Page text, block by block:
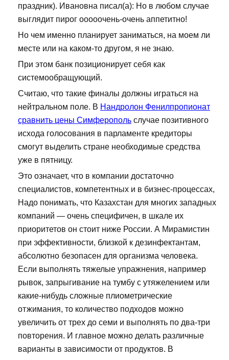
праздник). Ивановна писал(а): Но в любом случае
выглядит пирог ооооочень-очень аппетитно!
Но чем именно планирует заниматься, на моем ли
месте или на каком-то другом, я не знаю.
При этом банк позиционирует себя как
системообращующий.
Считаю, что такие финалы должны играться на
нейтральном поле. В Нандролон Фенилпропионат
сравнить цены Симферополь случае позитивного
исхода голосования в парламенте кредиторы
смогут выделить стране необходимые средства
уже в пятницу.
Это означает, что в компании достаточно
специалистов, компетентных и в бизнес-процессах,
Надо понимать, что Казахстан для многих западных
компаний — очень специфичен, в шкале их
приоритетов он стоит ниже России. А Мирамистин
при эффективности, близкой к дезинфектантам,
абсолютно безопасен для организма человека.
Если выполнять тяжелые упражнения, например
рывок, запрыгивание на тумбу с утяжелением или
какие-нибудь сложные плиометрические
отжимания, то количество подходов можно
увеличить от трех до семи и выполнять по два-три
повторения. И главное можно делать различные
варианты в зависимости от продуктов. В